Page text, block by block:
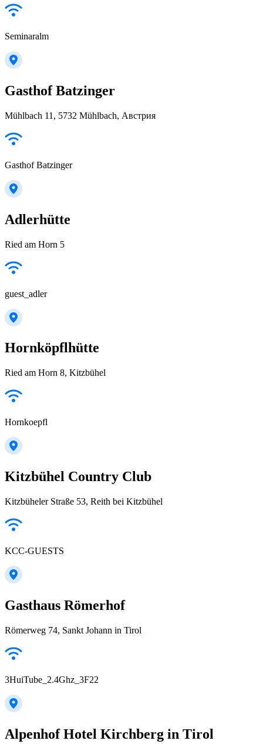
Seminaralm
Gasthof Batzinger
Mühlbach 11, 5732 Mühlbach, Австрия
Gasthof Batzinger
Adlerhütte
Ried am Horn 5
guest_adler
Hornköpflhütte
Ried am Horn 8, Kitzbühel
Hornkoepfl
Kitzbühel Country Club
Kitzbüheler Straße 53, Reith bei Kitzbühel
KCC-GUESTS
Gasthaus Römerhof
Römerweg 74, Sankt Johann in Tirol
3HuiTube_2.4Ghz_3F22
Alpenhof Hotel Kirchberg in Tirol